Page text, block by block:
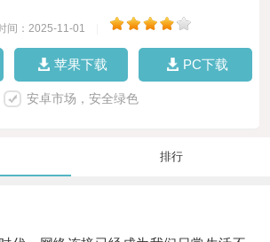
间：2025-11-01
苹果下载 PC下载
安卓市场，安全绿色
排行